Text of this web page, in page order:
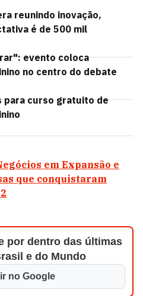
reunindo inovação,
é de 500 mil
evento coloca
no centro do debate
curso gratuito de
em Expansão e
que conquistaram
por dentro das últimas
e do Mundo
no Google